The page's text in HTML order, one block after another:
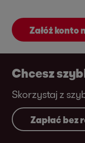
Załóż konto
Chcesz
Skorzystaj z
Zapłać bez